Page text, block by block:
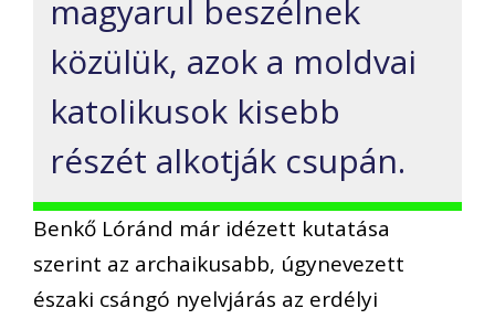
magyarul beszélnek
közülük, azok a moldvai
katolikusok kisebb
részét alkotják csupán.
Benkő Lóránd már idézett kutatása
szerint az archaikusabb, úgynevezett
északi csángó nyelvjárás az erdélyi